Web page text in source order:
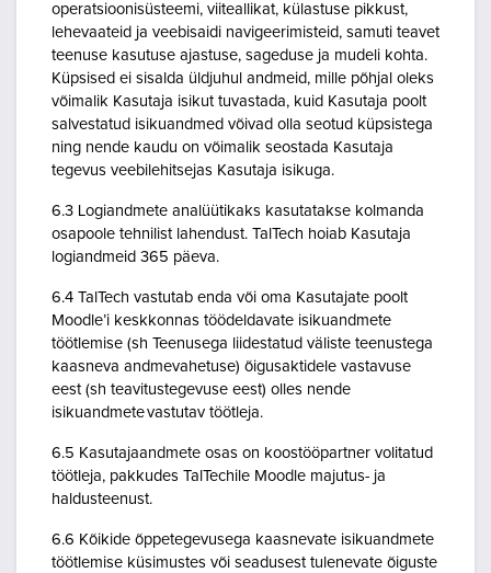
operatsioonisüsteemi, viiteallikat, külastuse pikkust,
lehevaateid ja veebisaidi navigeerimisteid, samuti teavet
teenuse kasutuse ajastuse, sageduse ja mudeli kohta.
Küpsised ei sisalda üldjuhul andmeid, mille põhjal oleks
võimalik Kasutaja isikut tuvastada, kuid Kasutaja poolt
salvestatud isikuandmed võivad olla seotud küpsistega
ning nende kaudu on võimalik seostada Kasutaja
tegevus veebilehitsejas Kasutaja isikuga.
6.3 Logiandmete analüütikaks kasutatakse kolmanda
osapoole tehnilist lahendust. TalTech hoiab Kasutaja
logiandmeid 365 päeva.
6.4 TalTech vastutab enda või oma Kasutajate poolt
Moodle’i keskkonnas töödeldavate isikuandmete
töötlemise (sh Teenusega liidestatud väliste teenustega
kaasneva andmevahetuse) õigusaktidele vastavuse
eest (sh teavitustegevuse eest) olles nende
isikuandmete vastutav töötleja.
6.5 Kasutajaandmete osas on koostööpartner volitatud
töötleja, pakkudes TalTechile Moodle majutus- ja
haldusteenust.
6.6 Kõikide õppetegevusega kaasnevate isikuandmete
töötlemise küsimustes või seadusest tulenevate õiguste